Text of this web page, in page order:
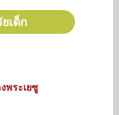
เด็ก
พระเยซู